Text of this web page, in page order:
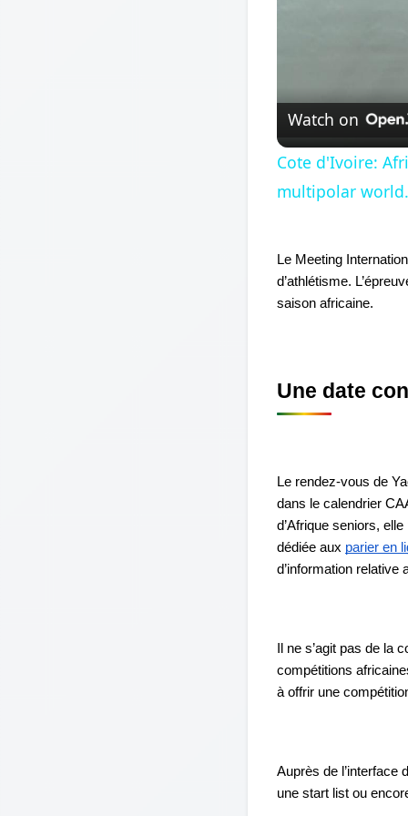
Watch on
Cote d'Ivoire:
multipolar world.
Le Meeting
d’athlétisme.
saison africaine.
Une date
Le rendez-vous de
dans le calendrier
d’Afrique seniors,
dédiée aux parier en
d’information relative
Il ne s’agit pas de
compétitions
à offrir une
Auprès de l’interface
une start list ou